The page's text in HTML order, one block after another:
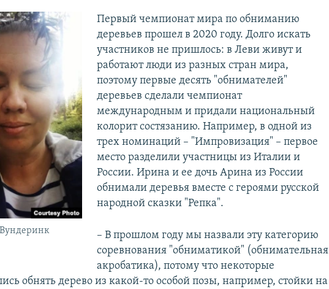
Первый чемпионат мира по обниманию
деревьев прошел в 2020 году. Долго искать
участников не пришлось: в Леви живут и
работают люди из разных стран мира,
поэтому первые десять "обнимателей"
деревьев сделали чемпионат
международным и придали национальный
колорит состязанию. Например, в одной из
трех номинаций – "Импровизация" – первое
место разделили участницы из Италии и
России. Ирина и ее дочь Арина из России
обнимали деревья вместе с героями русской
народной сказки "Репка".
– В прошлом году мы назвали эту категорию
соревнования "обниматикой" (обнимательная
акробатика), потому что некоторые
обнять дерево из какой-то особой позы, например, стойки на